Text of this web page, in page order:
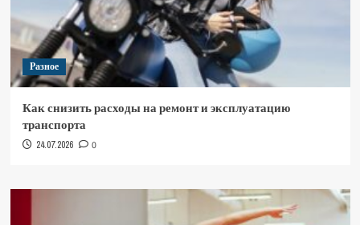
Разное
Как снизить расходы на ремонт и эксплуатацию
транспорта
24.07.2026 0